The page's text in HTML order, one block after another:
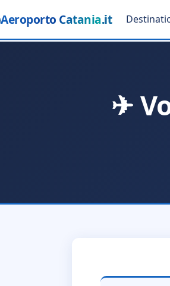
Aeroporto Catania.it
✈